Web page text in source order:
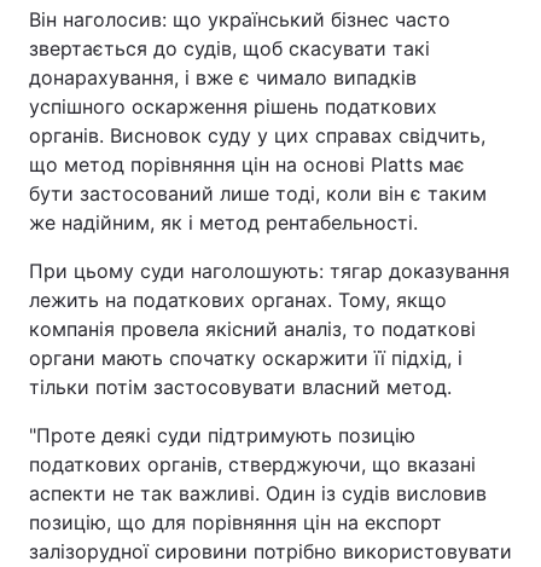
Він наголосив: що український бізнес часто
звертається до судів, щоб скасувати такі
донарахування, і вже є чимало випадків
успішного оскарження рішень податкових
органів. Висновок суду у цих справах свідчить,
що метод порівняння цін на основі Platts має
бути застосований лише тоді, коли він є таким
же надійним, як і метод рентабельності.
При цьому суди наголошують: тягар доказування
лежить на податкових органах. Тому, якщо
компанія провела якісний аналіз, то податкові
органи мають спочатку оскаржити її підхід, і
тільки потім застосовувати власний метод.
"Проте деякі суди підтримують позицію
податкових органів, стверджуючи, що вказані
аспекти не так важливі. Один із судів висловив
позицію, що для порівняння цін на експорт
залізорудної сировини потрібно використовувати